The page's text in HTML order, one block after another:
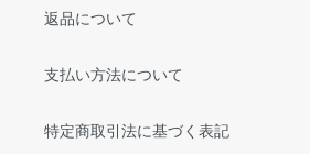
返品について
支払い方法について
特定商取引法に基づく表記